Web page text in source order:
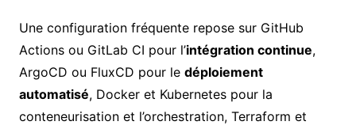
Une configuration fréquente repose sur GitHub
Actions ou GitLab CI pour l’intégration continue,
ArgoCD ou FluxCD pour le déploiement
automatisé, Docker et Kubernetes pour la
conteneurisation et l’orchestration, Terraform et